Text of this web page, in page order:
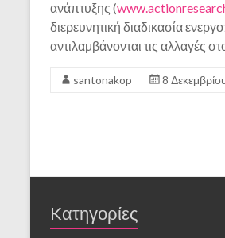
ανάπτυξης (
διερευνητική διαδικασία
αντιλαμβάνονται τις αλλαγές
santonakop 8
Kατηγορίες